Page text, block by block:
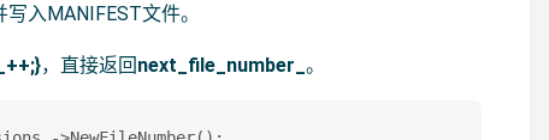
入MANIFEST文件。
，直接返回next_file_number_ 。